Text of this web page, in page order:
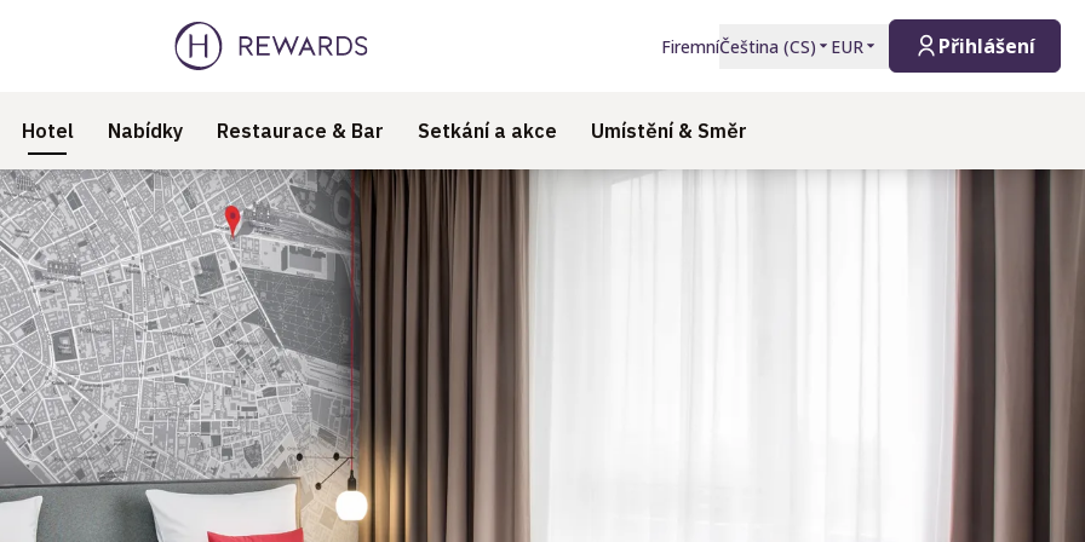
FiremníČeština (CS) EUR Přihlášení
Hotel Nabídky Restaurace & Bar Setkání a akce Umístění & Směr